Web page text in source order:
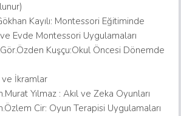
Kayılı: Montessori Eğitiminde
ve Evde Montessori Uygulamaları
Kuşçu:Okul Öncesi Dönemde
İkramlar
Yılmaz : Akıl ve Zeka Oyunları
Cir: Oyun Terapisi Uygulamaları